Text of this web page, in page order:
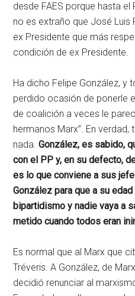
desde FAES porque hasta
no es extraño que José Luis
ex Presidente que más
condición de ex Presidente.
Ha dicho Felipe González, y
perdido ocasión de ponerle
de coalición a veces le
hermanos Marx”. En
nada.González, es sabido,
con el PP y, en su defecto,
es lo que conviene a sus
González para que a su
bipartidismo y nadie vaya a
metido cuando todos eran
Es normal que al Marx que
Tréveris. A González, de
decidió renunciar al